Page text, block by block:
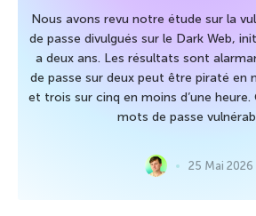
Nous avons revu notre étude sur la
de passe divulgués sur le Dark Web,
a deux ans. Les résultats sont
de passe sur deux peut être piraté en
et trois sur cinq en moins d’une
mots de passe
25 Mai 2026